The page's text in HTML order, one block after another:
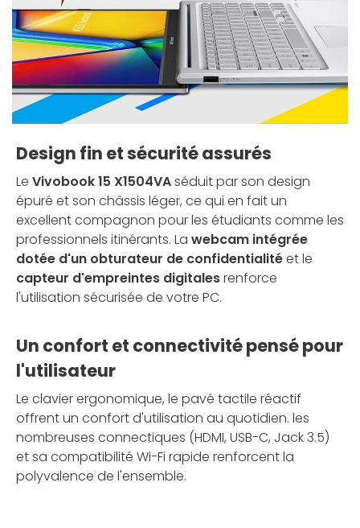
Design fin et sécurité assurés
Le Vivobook 15 X1504VAséduit par son design
épuré et son châssis léger, ce qui en fait un
excellent compagnon pour les étudiants comme les
professionnels itinérants. La webcam intégrée
dotée d'un obturateur de confidentialitéet le
capteur d'empreintes digitalesrenforce
l'utilisation sécurisée de votre PC.
Un confort et connectivité pensé pour
l'utilisateur
Le clavier ergonomique, le pavé tactile réactif
offrent un confort d'utilisation au quotidien. les
nombreuses connectiques (HDMI, USB-C, Jack 3.5)
et sa compatibilité Wi-Fi rapide renforcent la
polyvalence de l'ensemble.